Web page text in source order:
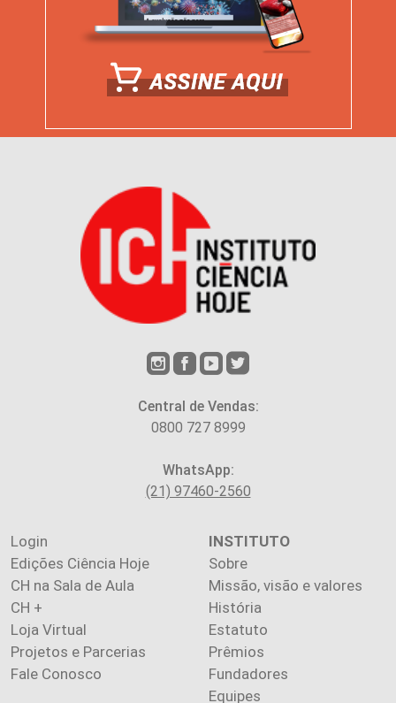
Central de Vendas:
0800 727 8999
WhatsApp:
(21) 97460-2560
Login
Edições Ciência Hoje
CH na Sala de Aula
CH +
Loja Virtual
Projetos e Parcerias
Fale Conosco
INSTITUTO
Sobre
Missão, visão e valores
História
Estatuto
Prêmios
Fundadores
Equipes